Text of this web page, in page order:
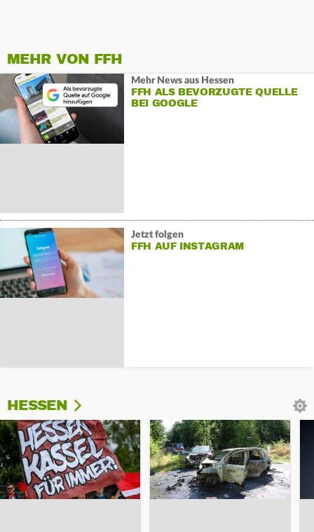
MEHR VON FFH
Mehr News aus Hessen
FFH ALS BEVORZUGTE QUELLE
BEI GOOGLE
Jetzt folgen
FFH AUF INSTAGRAM
HESSEN